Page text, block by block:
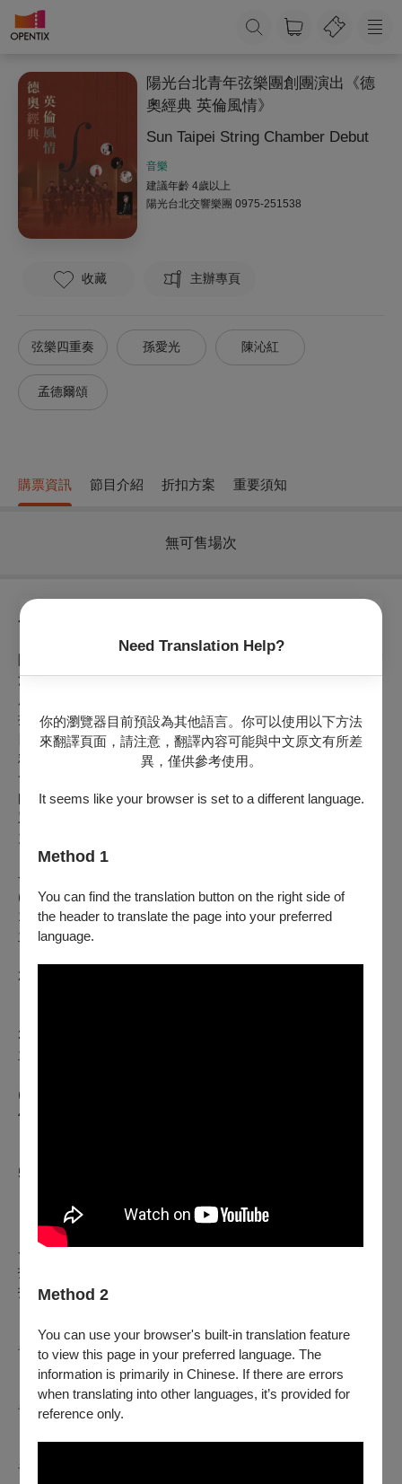
Need Translation Help?
你的瀏覽器目前預設為其他語言。你可以使用以下方法
來翻譯頁面，請注意，翻譯內容可能與中文原文有所差
異，僅供參考使用。
It seems like your browser is set to a different language.
Method 1
You can find the translation button on the right side of
the header to translate the page into your preferred
language.
Method 2
You can use your browser's built-in translation feature
to view this page in your preferred language. The
information is primarily in Chinese. If there are errors
when translating into other languages, it’s provided for
reference only.
陽光台北青年弦樂團創團演出《德
奧經典 英倫風情》
Sun Taipei String Chamber Debut
音樂
建議年齡 4歲以上
陽光台北交響樂團 0975-251538
收藏 主辦專頁
弦樂四重奏 孫愛光 陳沁紅
孟德爾頌
購票資訊 節目介紹 折扣方案 重要須知
無可售場次
節目介紹
陽光台北青年弦樂團成立於2023年，為陽光台北體系中，充滿
活力與創造力的青年們所組成，成員涵蓋音樂系大學部、研究
推廣之青年，提供訓練與展演的良好平台。經過將近一年弦樂
四重奏室內樂的嚴謹訓練，團員間互相切磋琢磨，追求技術之
精進與領受四重奏講求精準默契的精隨，將利用此次創團音樂
會展現獨當一面的成果，精選德奧風格的經典作品，並與指導
師長組成的四重奏之英國國民樂派風味曲風互相輝映，帶給觀
眾高水準且充滿驚奇的室內樂饗宴，期待為台灣樂壇增添有實
力的新興樂團，成為未來古典音樂界的中堅份子！
----
(
上半場)
1. Mendelssohn : String Quartet no.2 op.13 mov.3、4
孟德爾頌：第2號弦樂四重奏,作品13,第3、4樂章
2. Franz Schubert : String Quartet No.9, D 173 mov.1
3. Mendelssohn : String Quartet No.6 op.80 mov.1、3
孟德爾頌：第6號弦樂四重奏,作品80,第1、3樂章
(
4. Vaughan Williams：String Quartet No. 2 in A minor
5. E. Elgar ：Introduction and Allegro, Op. 47
-
大協奏曲 全體
----
演出者----
指揮|孫愛光
指導老師|陽光天籟弦樂四重奏
中提琴|張力文 大提琴|鄭伊晴
青年團|陽光索雷爾弦樂四重奏
小提琴|張宸睿 小提琴|張廷毓
中提琴|陳思竹 大提琴|曾奕
青年團|陽光輝日弦樂四重奏
青年團|陽光春煦弦樂四重奏